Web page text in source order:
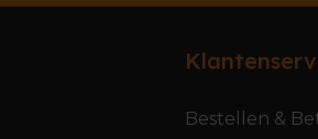
Bestellen &